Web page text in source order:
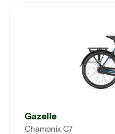
Gazelle
Chamonix C7